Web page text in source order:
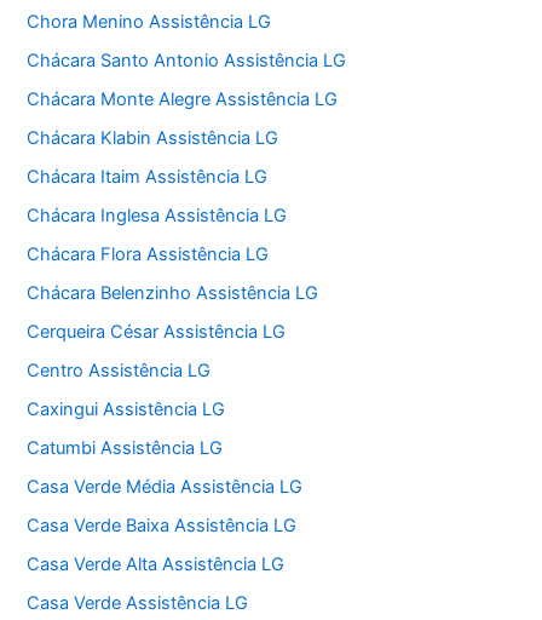
Chora Menino Assistência LG
Chácara Santo Antonio Assistência LG
Chácara Monte Alegre Assistência LG
Chácara Klabin Assistência LG
Chácara Itaim Assistência LG
Chácara Inglesa Assistência LG
Chácara Flora Assistência LG
Chácara Belenzinho Assistência LG
Cerqueira César Assistência LG
Centro Assistência LG
Caxingui Assistência LG
Catumbi Assistência LG
Casa Verde Média Assistência LG
Casa Verde Baixa Assistência LG
Casa Verde Alta Assistência LG
Casa Verde Assistência LG